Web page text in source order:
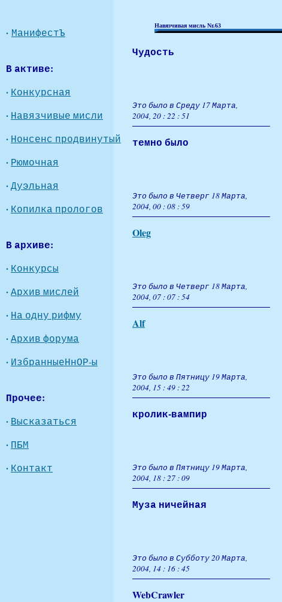
· МанифестЪ
В активе:
· Конкурсная
· Навязчивые мисли
· Нонсенс продвинутый
· Рюмочная
·Дуэльная
· Копилка прологов
В архиве:
· Конкурсы
·Архив мислей
· На одну рифму
·Архив форума
· ИзбранныеНнОР-ы
Прочее:
· Высказаться
· ПБМ
· Контакт
Навязчивая мисль Nr.63
Чудость
Это было в Среду 17 Марта,
2004, 20 : 22 : 51
темно было
Это было в Четверг 18 Марта,
2004, 00 : 08 : 59
Oleg
Это было в Четверг 18 Марта,
2004, 07 : 07 : 54
Alf
Это было в Пятницу 19 Марта,
2004, 15 : 49 : 22
кролик-вампир
Это было в Пятницу 19 Марта,
2004, 18 : 27 : 09
Муза ничейная
Это было в Субботу 20 Марта,
2004, 14 : 16 : 45
WebCrawler